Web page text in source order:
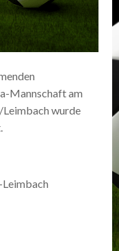
Mannschaft am
wurde